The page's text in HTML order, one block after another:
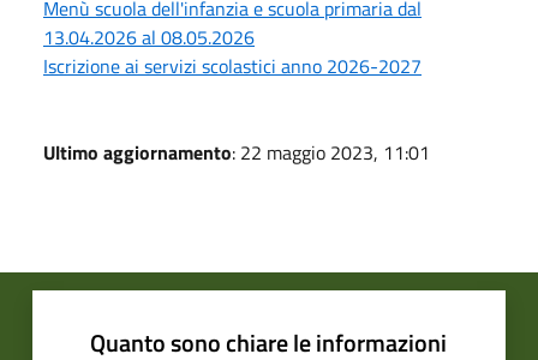
Menù scuola dell'infanzia e scuola primaria dal
13.04.2026 al 08.05.2026
Iscrizione ai servizi scolastici anno 2026-2027
Ultimo aggiornamento: 22 maggio 2023, 11:01
Quanto sono chiare le informazioni